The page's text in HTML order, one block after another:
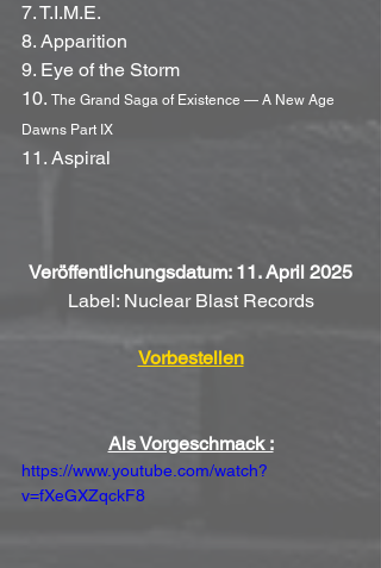
7. T.I.M.E.
8. Apparition
9. Eye of the Storm
10. The Grand Saga of Existence — A New Age
Dawns Part IX
11. Aspiral
Veröffentlichungsdatum: 11. April 2025
Label: Nuclear Blast Records
Vorbestellen
Als Vorgeschmack :
https://www.youtube.com/watch?
v=fXeGXZqckF8